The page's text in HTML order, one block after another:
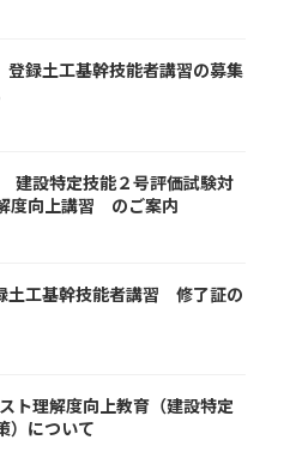
録土工基幹技能者講習の募集
建設特定技能２号評価試験対
度向上講習 のご案内
工基幹技能者講習 修了証の
ト理解度向上教育（建設特定
）について